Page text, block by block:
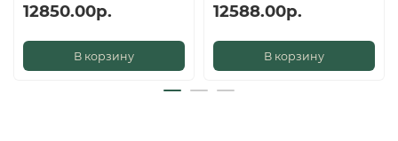
12850.00р.
В корзину
12588.00р.
В корзину